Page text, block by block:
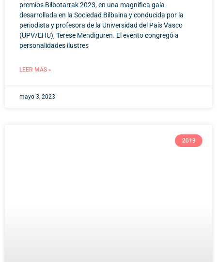
premios Bilbotarrak 2023, en una magnífica gala
desarrollada en la Sociedad Bilbaina y conducida por la
periodista y profesora de la Universidad del País Vasco
(UPV/EHU), Terese Mendiguren. El evento congregó a
personalidades ilustres
LEER MÁS »
mayo 3, 2023
2019